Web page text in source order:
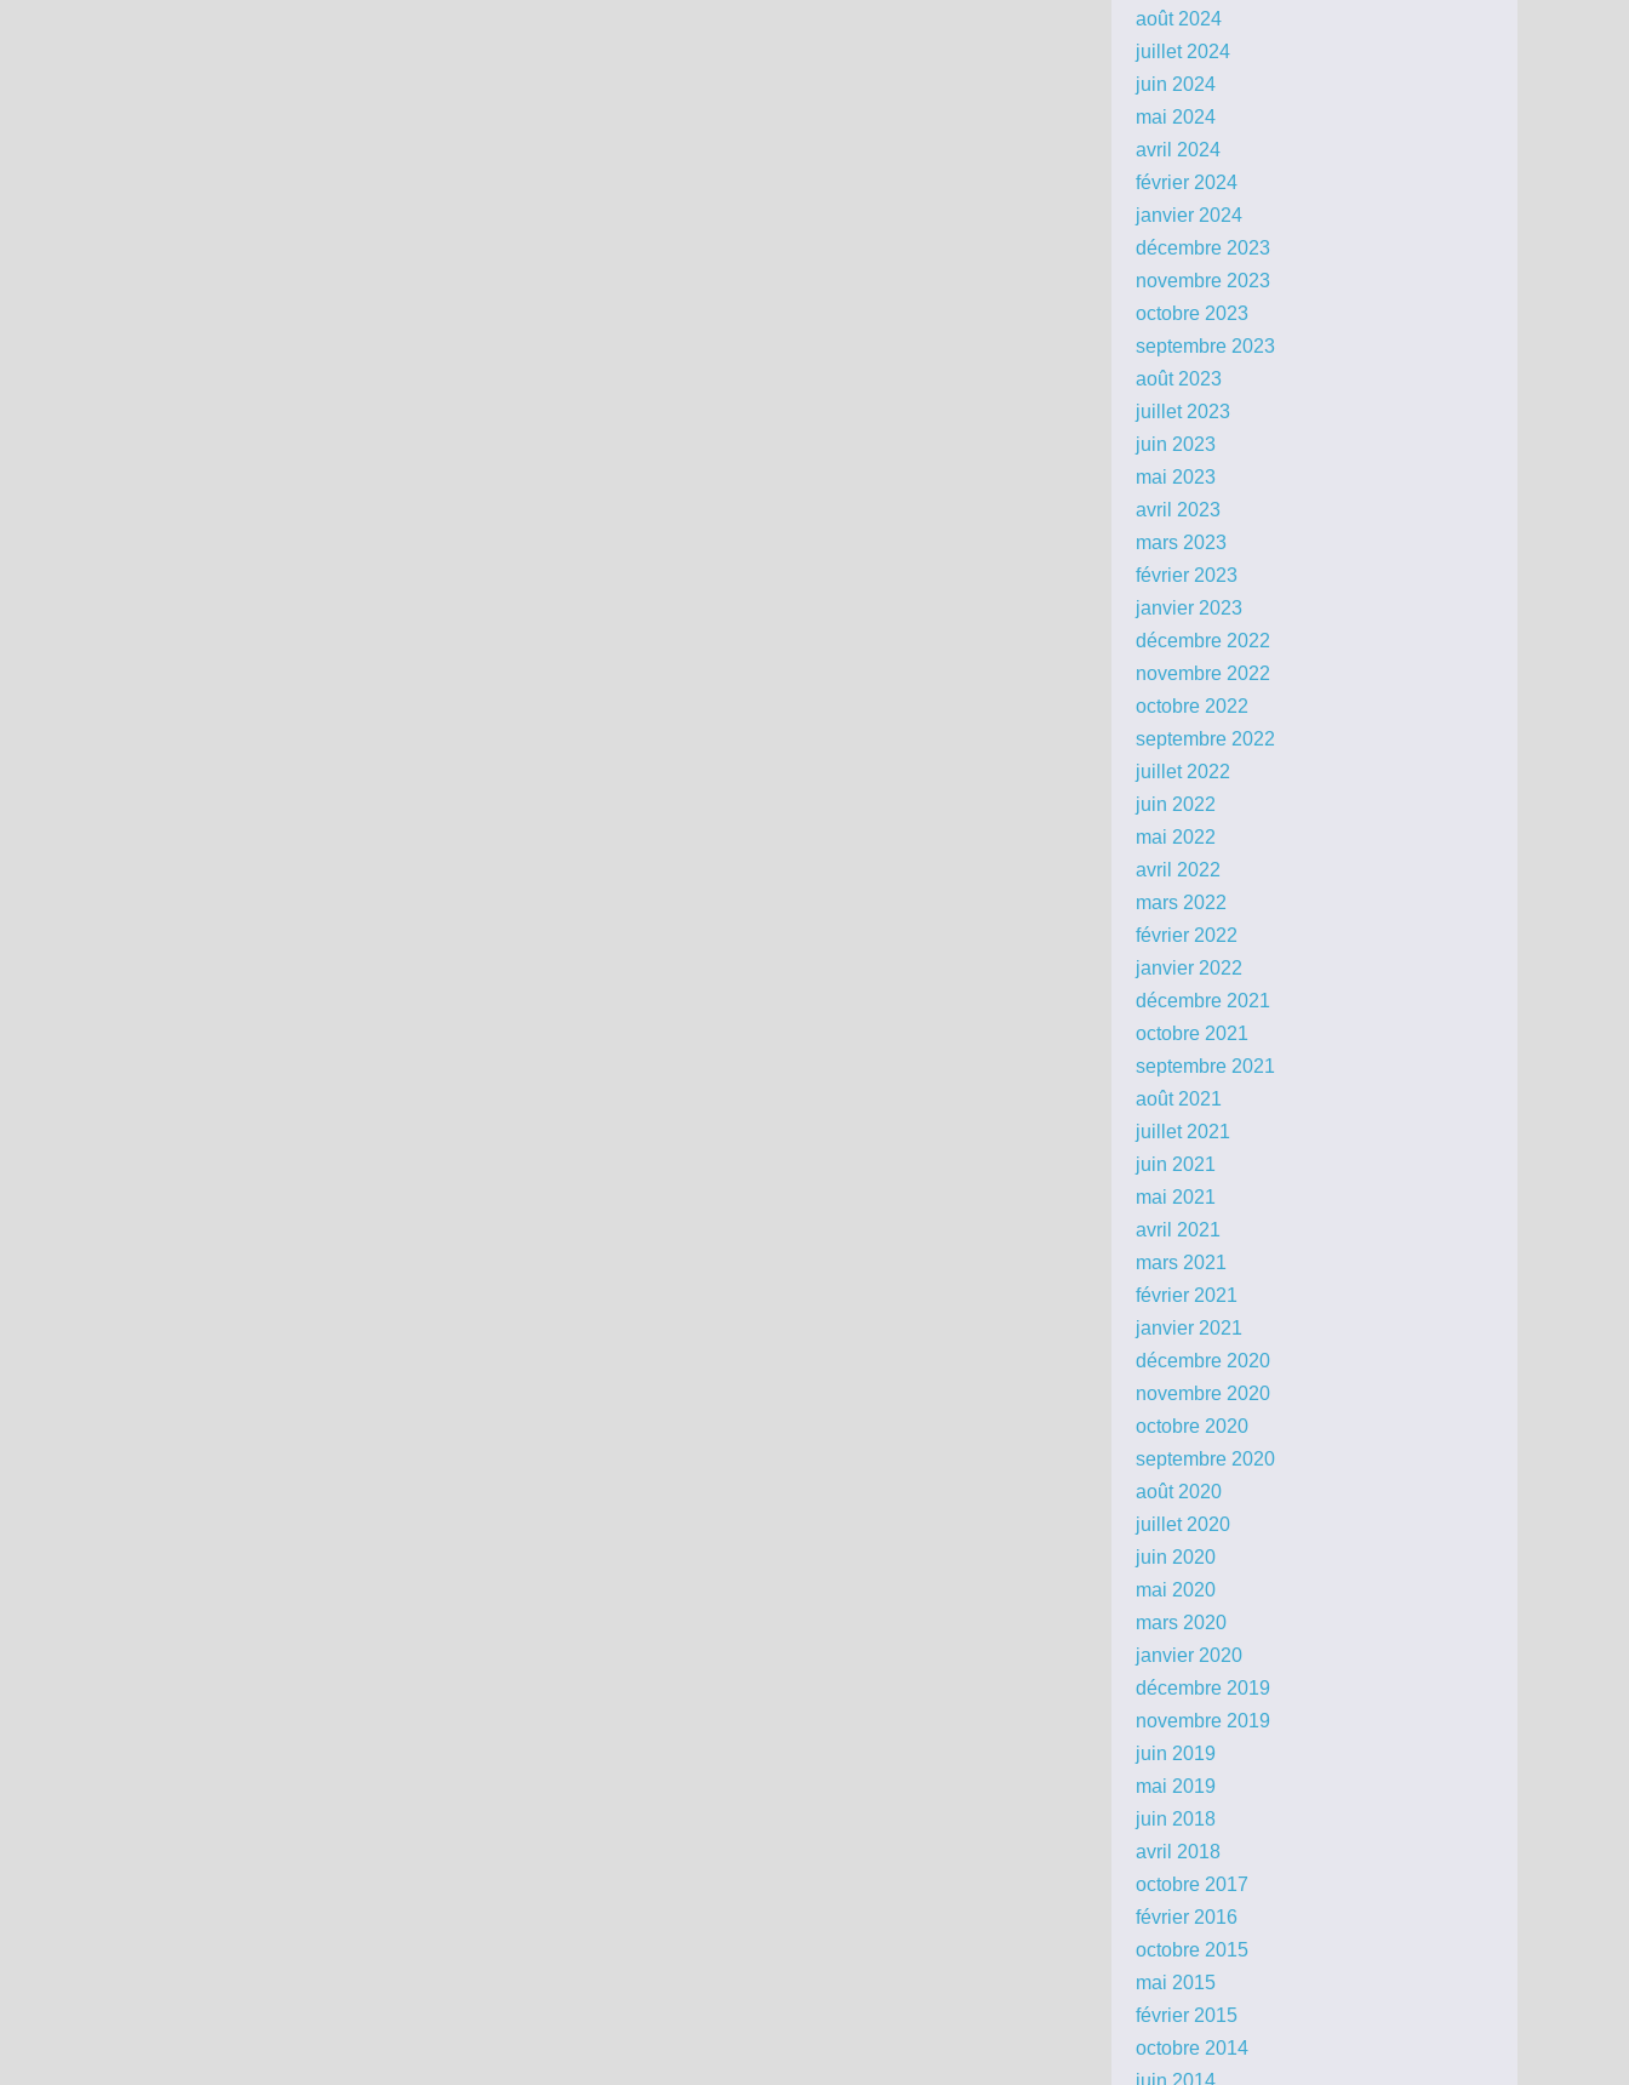
août 2024
juillet 2024
juin 2024
mai 2024
avril 2024
février 2024
janvier 2024
décembre 2023
novembre 2023
octobre 2023
septembre 2023
août 2023
juillet 2023
juin 2023
mai 2023
avril 2023
mars 2023
février 2023
janvier 2023
décembre 2022
novembre 2022
octobre 2022
septembre 2022
juillet 2022
juin 2022
mai 2022
avril 2022
mars 2022
février 2022
janvier 2022
décembre 2021
octobre 2021
septembre 2021
août 2021
juillet 2021
juin 2021
mai 2021
avril 2021
mars 2021
février 2021
janvier 2021
décembre 2020
novembre 2020
octobre 2020
septembre 2020
août 2020
juillet 2020
juin 2020
mai 2020
mars 2020
janvier 2020
décembre 2019
novembre 2019
juin 2019
mai 2019
juin 2018
avril 2018
octobre 2017
février 2016
octobre 2015
mai 2015
février 2015
octobre 2014
juin 2014